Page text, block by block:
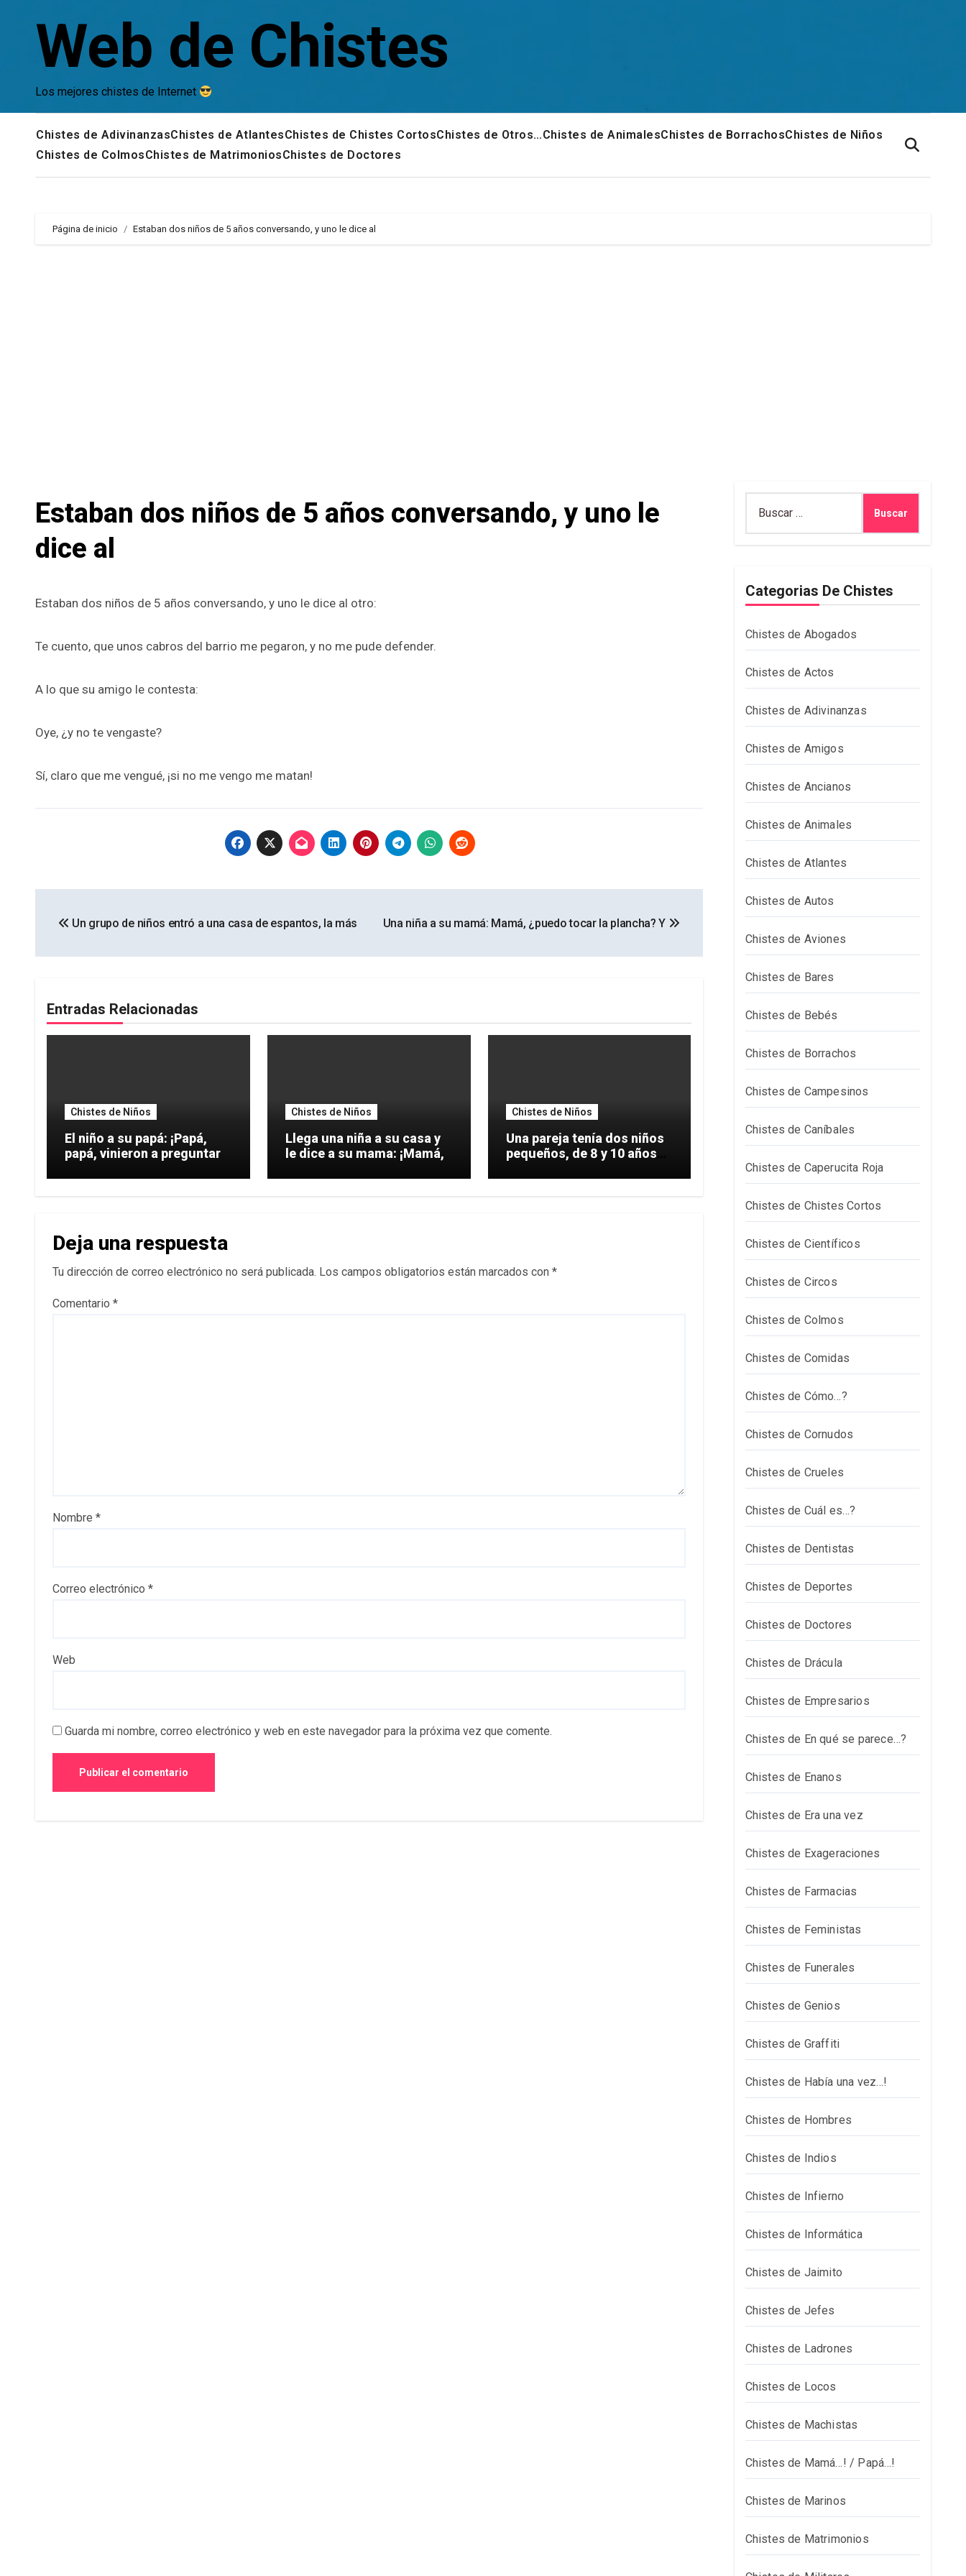
contenidoWeb de Chistes
Los mejores chistes de Internet
Chistes de AdivinanzasChistes de AtlantesChistes de Chistes CortosChistes de Otros…Chistes de AnimalesChistes de BorrachosChistes de Niños
Chistes de ColmosChistes de MatrimoniosChistes de Doctores
Página de inicio Estaban dos niños de 5 años conversando, y uno le dice al
Estaban dos niños de 5 años conversando, y uno le
dice al
Estaban dos niños de 5 años conversando, y uno le dice al otro:
Te cuento, que unos cabros del barrio me pegaron, y no me pude defender.
A lo que su amigo le contesta:
Oye, ¿y no te vengaste?
Sí, claro que me vengué, ¡si no me vengo me matan!
de
entradas
Un grupo de niños entró a una casa de espantos, la más Una niña a su mamá: Mamá, ¿puedo tocar la plancha? Y
Entradas Relacionadas
Chistes de Niños
El niño a su papá: ¡Papá,
papá, vinieron a preguntar
Chistes de Niños
Llega una niña a su casa y
le dice a su mama: ¡Mamá,
Chistes de Niños
Una pareja tenía dos niños
pequeños, de 8 y 10 años
Deja una respuesta
Tu dirección de correo electrónico no será publicada. Los campos obligatorios están marcados con *
Comentario *
Nombre *
Correo electrónico *
Web
Guarda mi nombre, correo electrónico y web en este navegador para la próxima vez que comente.
Categorias De Chistes
Chistes de Abogados
Chistes de Actos
Chistes de Adivinanzas
Chistes de Amigos
Chistes de Ancianos
Chistes de Animales
Chistes de Atlantes
Chistes de Autos
Chistes de Aviones
Chistes de Bares
Chistes de Bebés
Chistes de Borrachos
Chistes de Campesinos
Chistes de Caníbales
Chistes de Caperucita Roja
Chistes de Chistes Cortos
Chistes de Científicos
Chistes de Circos
Chistes de Colmos
Chistes de Comidas
Chistes de Cómo…?
Chistes de Cornudos
Chistes de Crueles
Chistes de Cuál es…?
Chistes de Dentistas
Chistes de Deportes
Chistes de Doctores
Chistes de Drácula
Chistes de Empresarios
Chistes de En qué se parece…?
Chistes de Enanos
Chistes de Era una vez
Chistes de Exageraciones
Chistes de Farmacias
Chistes de Feministas
Chistes de Funerales
Chistes de Genios
Chistes de Graffiti
Chistes de Había una vez…!
Chistes de Hombres
Chistes de Indios
Chistes de Infierno
Chistes de Informática
Chistes de Jaimito
Chistes de Jefes
Chistes de Ladrones
Chistes de Locos
Chistes de Machistas
Chistes de Mamá…! / Papá…!
Chistes de Marinos
Chistes de Matrimonios